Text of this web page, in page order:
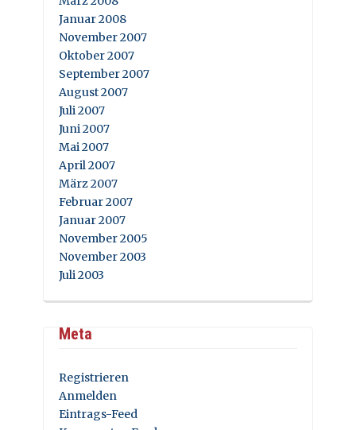
Januar 2008
November 2007
Oktober 2007
September 2007
August 2007
Juli 2007
Juni 2007
Mai 2007
April 2007
März 2007
Februar 2007
Januar 2007
November 2005
November 2003
Juli 2003
Meta
Registrieren
Anmelden
Eintrags-Feed